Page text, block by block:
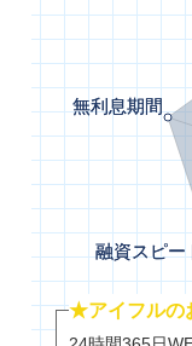
★アイフルの